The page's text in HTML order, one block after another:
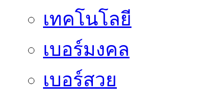
เทคโนโลยี
เบอร์มงคล
เบอร์สวย